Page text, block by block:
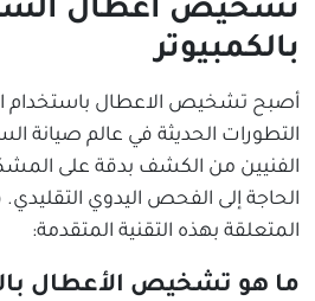
تشخيص اعطال
بالكمبيوتر
أصبح تشخيص الاعطال باستخدام
التطورات الحديثة في عالم صيانة
الفنيين من الكشف بدقة على
الحاجة إلى الفحص اليدوي التقليدي.
المتعلقة بهذه التقنية المتقدمة:
ما هو تشخيص الأعطال